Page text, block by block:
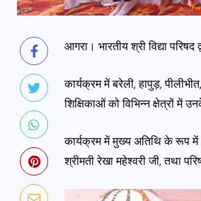
आगरा। भारतीय श्री विद्या
कार्यक्रम में बरेली, हापुड़,
शिक्षिकाओं को विभिन्न क्षेत्रों में
कार्यक्रम में मुख्य अतिथि के रूप में
श्रीमती रेखा महेश्वरी जी, तथा